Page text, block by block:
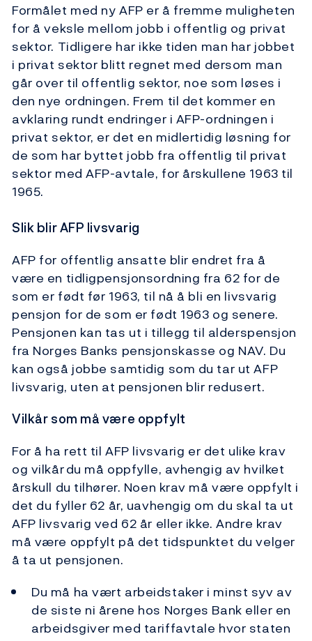
Formålet med ny AFP er å fremme muligheten
for å veksle mellom jobb i offentlig og privat
sektor. Tidligere har ikke tiden man har jobbet
i privat sektor blitt regnet med dersom man
går over til offentlig sektor, noe som løses i
den nye ordningen. Frem til det kommer en
avklaring rundt endringer i AFP-ordningen i
privat sektor, er det en midlertidig løsning for
de som har byttet jobb fra offentlig til privat
sektor med AFP-avtale, for årskullene 1963 til
1965.
Slik blir AFP livsvarig
AFP for offentlig ansatte blir endret fra å
være en tidligpensjonsordning fra 62 for de
som er født før 1963, til nå å bli en livsvarig
pensjon for de som er født 1963 og senere.
Pensjonen kan tas ut i tillegg til alderspensjon
fra Norges Banks pensjonskasse og NAV. Du
kan også jobbe samtidig som du tar ut AFP
livsvarig, uten at pensjonen blir redusert.
Vilkår som må være oppfylt
For å ha rett til AFP livsvarig er det ulike krav
og vilkår du må oppfylle, avhengig av hvilket
årskull du tilhører. Noen krav må være oppfylt i
det du fyller 62 år, uavhengig om du skal ta ut
AFP livsvarig ved 62 år eller ikke. Andre krav
må være oppfylt på det tidspunktet du velger
å ta ut pensjonen.
Du må ha vært arbeidstaker i minst syv av
de siste ni årene hos Norges Bank eller en
arbeidsgiver med tariffavtale hvor staten